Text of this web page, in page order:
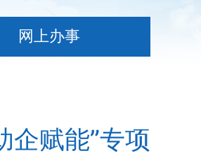
网上办事
企赋能”专项